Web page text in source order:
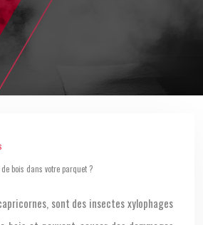
bois dans votre parquet ?
sont des insectes xylophages